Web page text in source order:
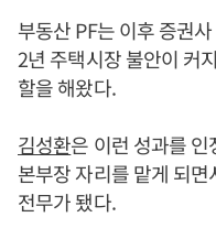
부동산 PF는 이후 증권
2년 주택시장 불안이 커
할을 해왔다.
김성환은 이런 성과를
본부장 자리를 맡게 되
전무가 됐다.